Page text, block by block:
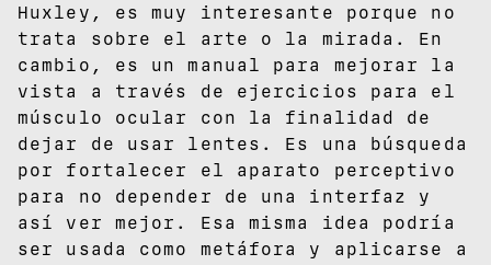
Huxley, es muy interesante porque no
trata sobre el arte o la mirada. En
cambio, es un manual para mejorar la
vista a través de ejercicios para el
músculo ocular con la finalidad de
dejar de usar lentes. Es una búsqueda
por fortalecer el aparato perceptivo
para no depender de una interfaz y
así ver mejor. Esa misma idea podría
ser usada como metáfora y aplicarse a